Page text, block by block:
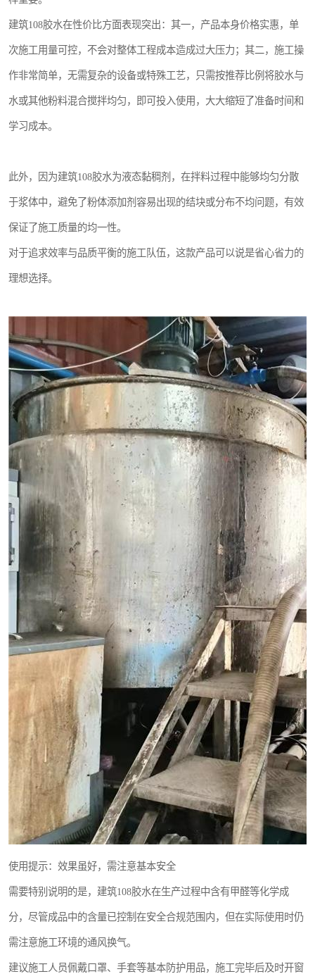
建筑108胶水在性价比方面表现突出：其一，产品本身价格实惠，单
次施工用量可控，不会对整体工程成本造成过大压力；其二，施工操
作非常简单，无需复杂的设备或特殊工艺，只需按推荐比例将胶水与
水或其他粉料混合搅拌均匀，即可投入使用，大大缩短了准备时间和
学习成本。
此外，因为建筑108胶水为液态黏稠剂，在拌料过程中能够均匀分散
于浆体中，避免了粉体添加剂容易出现的结块或分布不均问题，有效
保证了施工质量的均一性。
对于追求效率与品质平衡的施工队伍，这款产品可以说是省心省力的
理想选择。
使用提示：效果虽好，需注意基本安全
需要特别说明的是，建筑108胶水在生产过程中含有甲醛等化学成
分，尽管成品中的含量已控制在安全合规范围内，但在实际使用时仍
需注意施工环境的通风换气。
建议施工人员佩戴口罩、手套等基本防护用品，施工完毕后及时开窗